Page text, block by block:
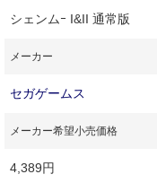
シェンムｰ I&II 通常版
メーカー
セガゲームス
メーカー希望小売価格
4,389円